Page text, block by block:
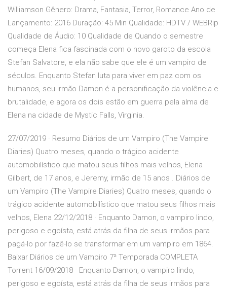
Williamson Gênero: Drama, Fantasia, Terror, Romance Ano de
Lançamento: 2016 Duração: 45 Min Qualidade: HDTV / WEBRip
Qualidade de Áudio: 10 Qualidade de Quando o semestre
começa Elena fica fascinada com o novo garoto da escola
Stefan Salvatore, e ela não sabe que ele é um vampiro de
séculos. Enquanto Stefan luta para viver em paz com os
humanos, seu irmão Damon é a personificação da violência e
brutalidade, e agora os dois estão em guerra pela alma de
Elena na cidade de Mystic Falls, Virginia.
27/07/2019 · Resumo Diários de um Vampiro (The Vampire
Diaries) Quatro meses, quando o trágico acidente
automobilístico que matou seus filhos mais velhos, Elena
Gilbert, de 17 anos, e Jeremy, irmão de 15 anos . Diários de
um Vampiro (The Vampire Diaries) Quatro meses, quando o
trágico acidente automobilístico que matou seus filhos mais
velhos, Elena 22/12/2018 · Enquanto Damon, o vampiro lindo,
perigoso e egoísta, está atrás da filha de seus irmãos para
pagá-lo por fazê-lo se transformar em um vampiro em 1864.
Baixar Diários de um Vampiro 7ª Temporada COMPLETA
Torrent 16/09/2018 · Enquanto Damon, o vampiro lindo,
perigoso e egoísta, está atrás da filha de seus irmãos para